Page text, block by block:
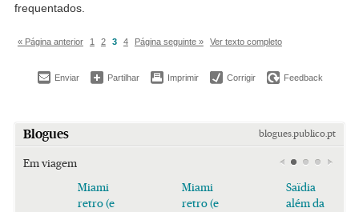
frequentados.
« Página anterior 1 2 3 4 Página seguinte » Ver texto completo
Enviar Partilhar Imprimir Corrigir Feedback
Blogues blogues.publico.pt
Em viagem
Miami
retro (e
Miami
retro (e
Saïdia
além da